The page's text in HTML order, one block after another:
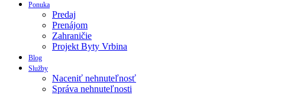
Ponuka
Predaj
Prenájom
Zahraničie
Projekt Byty Vrbina
Blog
Služby
Naceniť nehnuteľnosť
Správa nehnuteľnosti